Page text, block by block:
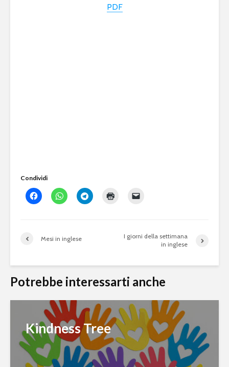
PDF
Condividi
Mesi in inglese
I giorni della settimana
in inglese
Potrebbe interessarti anche
Kindness Tree